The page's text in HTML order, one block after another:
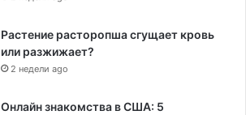
Растение расторопша сгущает кровь
или разжижает?
2 недели ago
Онлайн знакомства в США: 5